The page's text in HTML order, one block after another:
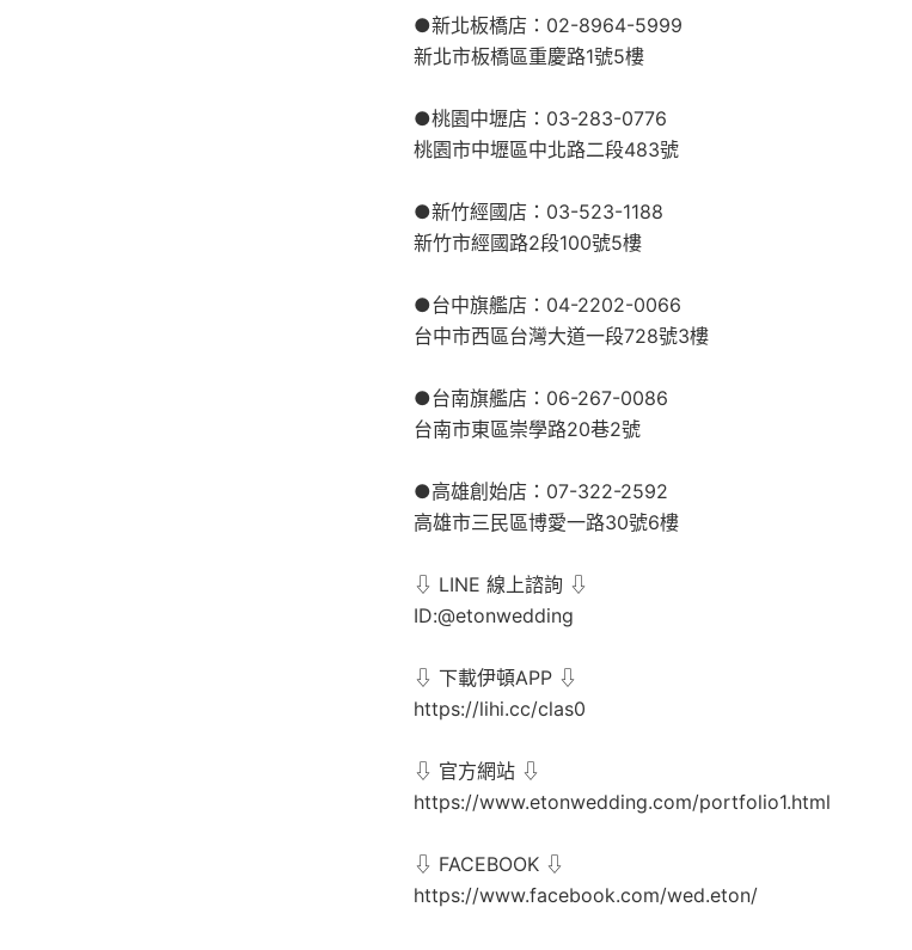
●新北板橋店：02-8964-5999
新北市板橋區重慶路1號5樓
●桃園中壢店：03-283-0776
桃園市中壢區中北路二段483號
●新竹經國店：03-523-1188
新竹市經國路2段100號5樓
●台中旗艦店：04-2202-0066
台中市西區台灣大道一段728號3樓
●台南旗艦店：06-267-0086
台南市東區崇學路20巷2號
●高雄創始店：07-322-2592
高雄市三民區博愛一路30號6樓
⇩ LINE 線上諮詢 ⇩
ID:@etonwedding
⇩ 下載伊頓APP ⇩
https://lihi.cc/clas0
⇩ 官方網站 ⇩
https://www.etonwedding.com/portfolio1.html
⇩ FACEBOOK ⇩
https://www.facebook.com/wed.eton/